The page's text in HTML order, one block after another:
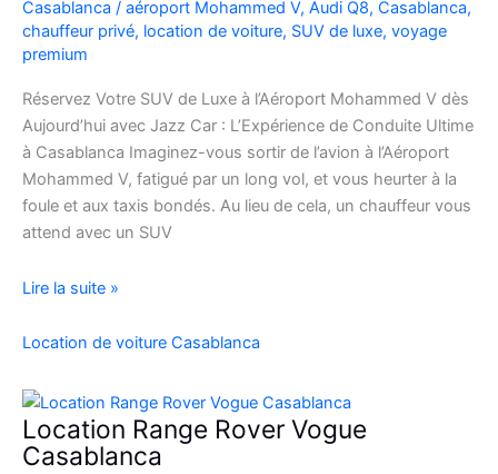
et
bons
Casablanca / aéroport Mohammed V, Audi Q8, Casablanca,
chauffeur privé, location de voiture, SUV de luxe, voyage
premium
Réservez Votre SUV de Luxe à l’Aéroport Mohammed V dès
Aujourd’hui avec Jazz Car : L’Expérience de Conduite Ultime
à Casablanca Imaginez-vous sortir de l’avion à l’Aéroport
Mohammed V, fatigué par un long vol, et vous heurter à la
foule et aux taxis bondés. Au lieu de cela, un chauffeur vous
attend avec un SUV
Réservez
SUV
Luxe
à
l’Aéroport
Lire la suite »
Location de voiture Casablanca
Location Range Rover Vogue
Casablanca